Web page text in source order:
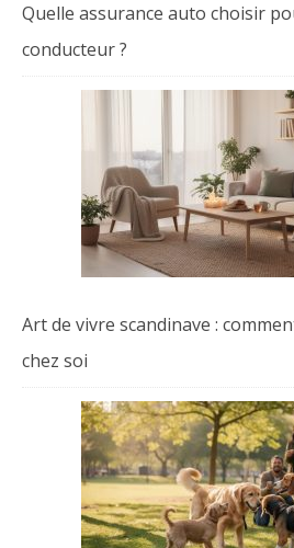
Quelle assurance auto choisir
conducteur ?
Art de vivre scandinave :
chez soi